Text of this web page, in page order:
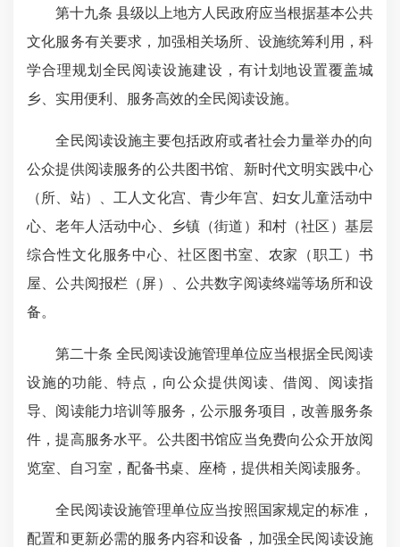
第十九条 县级以上地方人民政府应当根据基本公共
文化服务有关要求，加强相关场所、设施统筹利用，科
学合理规划全民阅读设施建设，有计划地设置覆盖城
乡、实用便利、服务高效的全民阅读设施。
全民阅读设施主要包括政府或者社会力量举办的向
公众提供阅读服务的公共图书馆、新时代文明实践中心
（所、站）、工人文化宫、青少年宫、妇女儿童活动中
心、老年人活动中心、乡镇（街道）和村（社区）基层
综合性文化服务中心、社区图书室、 农家
（职工）书
屋、公共阅报栏 （屏）、公共数字阅读终端等场所和设
备。
第二十条 全民阅读设施管理单位应当根据全民阅读
设施的功能、特点，向公众提供阅读、借阅、阅读指
导、阅读能力培训等服务，公示服务项目，改善服务条
件，提高服务水平。公共图书馆应当免费向公众开放阅
览室、自习室，配备书桌、座椅，提供相关阅读服务。
全民阅读设施管理单位应当按照国家规定的标准，
配置和更新必需的服务内容和设备，加强全民阅读设施